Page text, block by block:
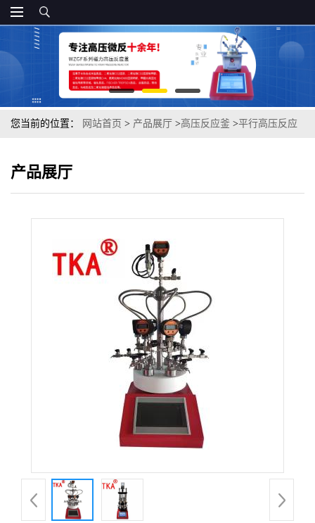
您当前的位置： 网站首页 > 产品展厅 >高压反应釜 >平行高压反应
产品展厅